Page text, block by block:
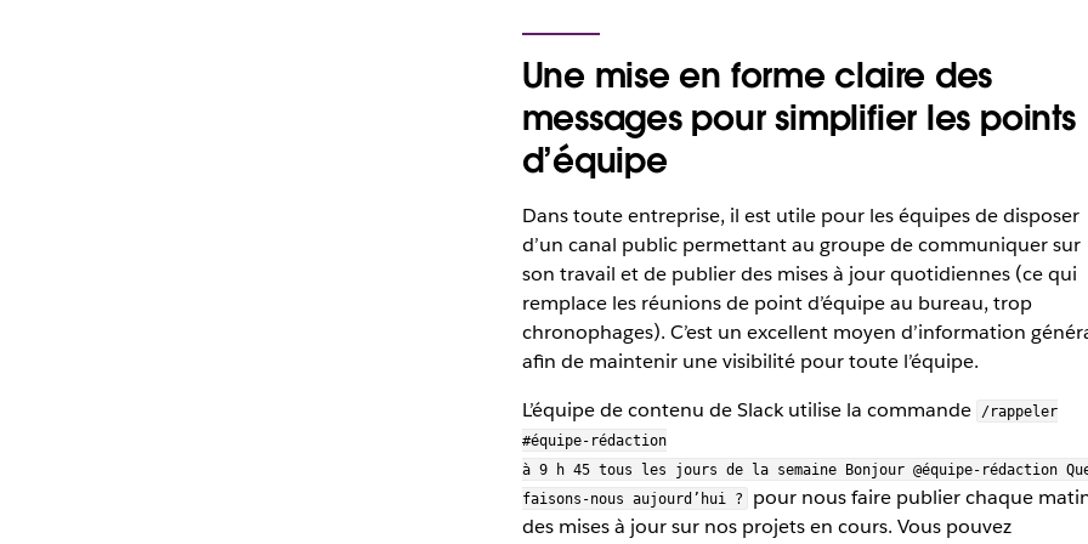
Une mise en forme claire des
messages pour simplifier les points
d’équipe
Dans toute entreprise, il est utile pour les équipes de disposer
d’un canal public permettant au groupe de communiquer sur
son travail et de publier des mises à jour quotidiennes (ce qui
remplace les réunions de point d’équipe au bureau, trop
chronophages). C’est un excellent moyen d’information
afin de maintenir une visibilité pour toute l’équipe.
L’équipe de contenu de Slack utilise la commande
/rappeler
#équipe-rédaction
à 9 h 45 tous les jours de la semaine Bonjour @équipe-rédaction
faisons-nous aujourd’hui ?
pour nous faire publier chaque
des mises à jour sur nos projets en cours. Vous pouvez